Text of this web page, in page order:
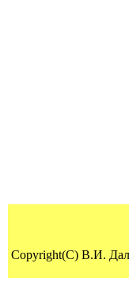
Copyright(C) В.И.